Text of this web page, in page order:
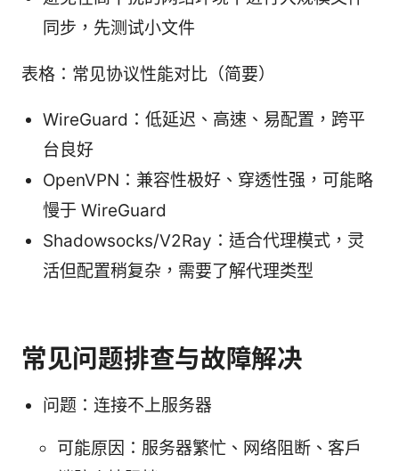
同步，先测试小文件
表格：常见协议性能对比（简要）
WireGuard：低延迟、高速、易配置，跨平
台良好
OpenVPN：兼容性极好、穿透性强，可能略
慢于 WireGuard
Shadowsocks/V2Ray：适合代理模式，灵
活但配置稍复杂，需要了解代理类型
常见问题排查与故障解决
问题：连接不上服务器
可能原因：服务器繁忙、网络阻断、客户